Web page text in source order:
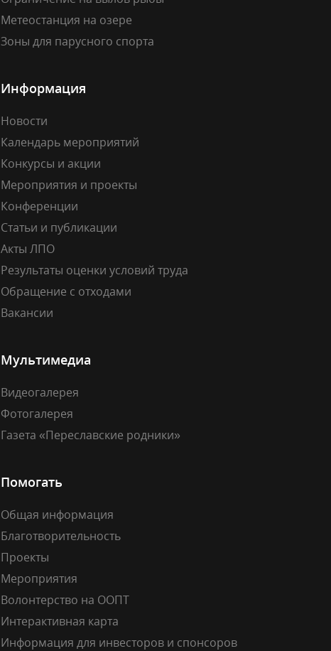
Метеостанция на озере
Зоны для парусного спорта
Информация
Новости
Календарь мероприятий
Конкурсы и акции
Мероприятия и проекты
Конференции
Статьи и публикации
Акты ЛПО
Результаты оценки условий труда
Обращение с отходами
Вакансии
Мультимедиа
Видеогалерея
Фотогалерея
Газета «Переславские родники»
Помогать
Общая информация
Благотворительность
Проекты
Мероприятия
Волонтерство на ООПТ
Интерактивная карта
Информация для инвесторов и спонсоров